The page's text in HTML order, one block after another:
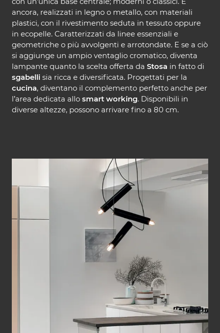
ancora, realizzati in legno o metallo, con materiali
plastici, con il rivestimento seduta in tessuto oppure
in ecopelle. Caratterizzati da linee essenziali e
geometriche o più avvolgenti e arrotondate. E se a ciò
si aggiunge un ampio ventaglio cromatico, diventa
lampante quanto la scelta offerta da Stosa in fatto di
sgabelli sia ricca e diversificata. Progettati per la
cucina, diventano il complemento perfetto anche per
l’area dedicata allo smart working. Disponibili in
diverse altezze, possono arrivare fino a 80 cm.